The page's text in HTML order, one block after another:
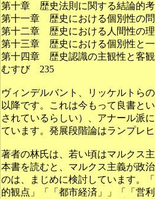
第十章 歴史法則に関する結論的
第十一章 歴史における個別性の
第十二章 歴史における人間性の
第十三章 歴史における個別性と
第十四章 歴史認識の主観性と客
むすび 235
ヴィンデルバント、リッケルトら
以降です。これは今もって良書と
されているらしい）、アナール派
ています。発展段階論はランプレ
著者の林氏は、若い頃はマルクス
本書を読むと、マルクス主義が政
のは、まじめに検討しています。
的観点」「「都市経済」」「「営